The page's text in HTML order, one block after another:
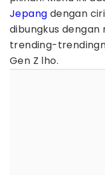
Jepang dengan
dibungkus dengan
trending-
Gen Z lho.